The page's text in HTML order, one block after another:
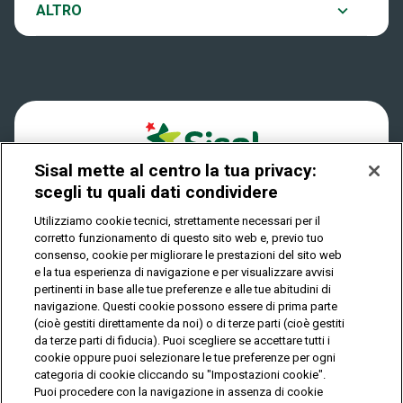
Play Your Date
Dove si gioca
Quanto si vince
Come riscuotere
ALTRO
Notifiche
Privacy
IL GIOCO È VIETATO AI MINORI E PUÒ CAUSARE
DIPENDENZA PATOLOGICA
© Copyright Sisal Italia S.p.A. - P.I. 02433760135
Privacy Cookies
Mappa
del
sito
Sisal mette al centro la tua privacy:
scegli tu quali dati condividere
Utilizziamo cookie tecnici, strettamente necessari per il
corretto funzionamento di questo sito web e, previo tuo
consenso, cookie per migliorare le prestazioni del sito web
e la tua esperienza di navigazione e per visualizzare avvisi
pertinenti in base alle tue preferenze e alle tue abitudini di
navigazione. Questi cookie possono essere di prima parte
(cioè gestiti direttamente da noi) o di terze parti (cioè gestiti
da terze parti di fiducia). Puoi scegliere se accettare tutti i
cookie oppure puoi selezionare le tue preferenze per ogni
categoria di cookie cliccando su "Impostazioni cookie".
Puoi procedere con la navigazione in assenza di cookie